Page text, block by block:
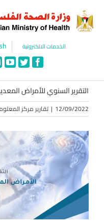
content
الخدمات الالكترونية
Facebook
Twitter
التقرير السنوي للأمراض المعدية
12/09/2022
| تقارير مركز